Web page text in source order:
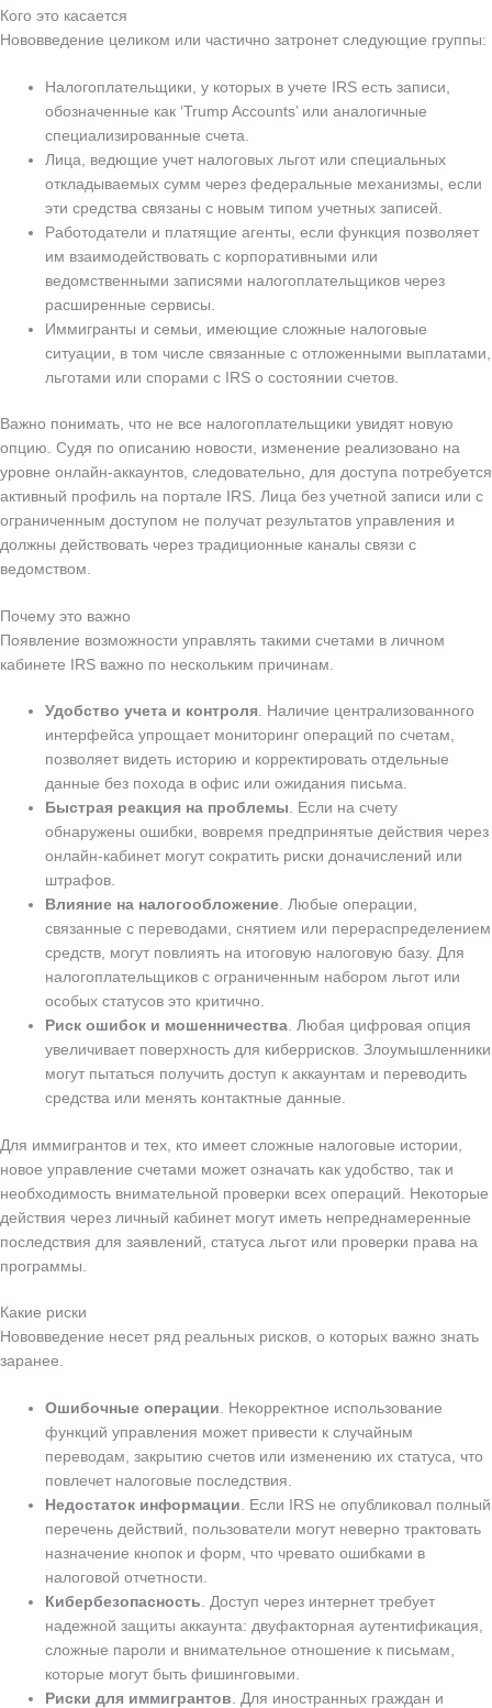
Кого это касается
Нововведение целиком или частично затронет следующие группы:
Налогоплательщики, у которых в учете IRS есть записи,
обозначенные как ‘Trump Accounts’ или аналогичные
специализированные счета.
Лица, ведющие учет налоговых льгот или специальных
откладываемых сумм через федеральные механизмы, если
эти средства связаны с новым типом учетных записей.
Работодатели и платящие агенты, если функция позволяет
им взаимодействовать с корпоративными или
ведомственными записями налогоплательщиков через
расширенные сервисы.
Иммигранты и семьи, имеющие сложные налоговые
ситуации, в том числе связанные с отложенными выплатами,
льготами или спорами с IRS о состоянии счетов.
Важно понимать, что не все налогоплательщики увидят новую
опцию. Судя по описанию новости, изменение реализовано на
уровне онлайн-аккаунтов, следовательно, для доступа потребуется
активный профиль на портале IRS. Лица без учетной записи или с
ограниченным доступом не получат результатов управления и
должны действовать через традиционные каналы связи с
ведомством.
Почему это важно
Появление возможности управлять такими счетами в личном
кабинете IRS важно по нескольким причинам.
Удобство учета и контроля. Наличие централизованного
интерфейса упрощает мониторинг операций по счетам,
позволяет видеть историю и корректировать отдельные
данные без похода в офис или ожидания письма.
Быстрая реакция на проблемы. Если на счету
обнаружены ошибки, вовремя предпринятые действия через
онлайн-кабинет могут сократить риски доначислений или
штрафов.
Влияние на налогообложение. Любые операции,
связанные с переводами, снятием или перераспределением
средств, могут повлиять на итоговую налоговую базу. Для
налогоплательщиков с ограниченным набором льгот или
особых статусов это критично.
Риск ошибок и мошенничества. Любая цифровая опция
увеличивает поверхность для киберрисков. Злоумышленники
могут пытаться получить доступ к аккаунтам и переводить
средства или менять контактные данные.
Для иммигрантов и тех, кто имеет сложные налоговые истории,
новое управление счетами может означать как удобство, так и
необходимость внимательной проверки всех операций. Некоторые
действия через личный кабинет могут иметь непреднамеренные
последствия для заявлений, статуса льгот или проверки права на
программы.
Какие риски
Нововведение несет ряд реальных рисков, о которых важно знать
заранее.
Ошибочные операции . Некорректное использование
функций управления может привести к случайным
переводам, закрытию счетов или изменению их статуса, что
повлечет налоговые последствия.
Недостаток информации . Если IRS не опубликовал полный
перечень действий, пользователи могут неверно трактовать
назначение кнопок и форм, что чревато ошибками в
налоговой отчетности.
Кибербезопасность . Доступ через интернет требует
надежной защиты аккаунта: двуфакторная аутентификация,
сложные пароли и внимательное отношение к письмам,
которые могут быть фишинговыми.
Риски для иммигрантов . Для иностранных граждан и